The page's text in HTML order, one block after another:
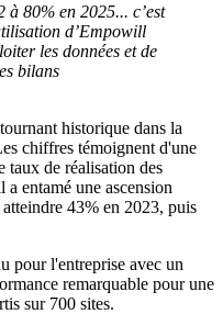
à 80% en 2025... c’est
d’Empowill
les données et de
bilans
historique dans la
chiffres témoignent d'une
taux de réalisation des
entamé une ascension
43% en 2023, puis
pour l'entreprise avec un
remarquable pour une
sur 700 sites.